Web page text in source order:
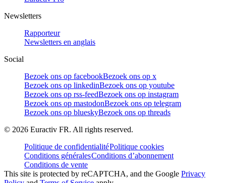
Newsletters
Rapporteur
Newsletters en anglais
Social
Bezoek ons op facebookBezoek ons op x
Bezoek ons op linkedinBezoek ons op youtube
Bezoek ons op rss-feedBezoek ons op instagram
Bezoek ons op mastodonBezoek ons op telegram
Bezoek ons op blueskyBezoek ons op threads
© 2026 Euractiv FR. All rights reserved.
Politique de confidentialitéPolitique cookies
Conditions généralesConditions d’abonnement
Conditions de vente
This site is protected by reCAPTCHA, and the Google Privacy